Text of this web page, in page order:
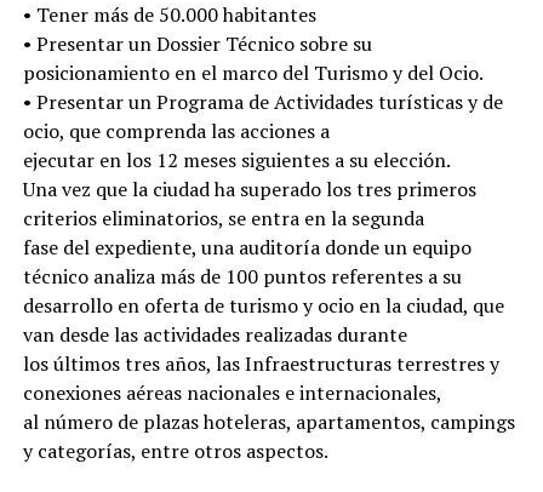
• Tener más de 50.000 habitantes
• Presentar un Dossier Técnico sobre su
posicionamiento en el marco del Turismo y del Ocio.
• Presentar un Programa de Actividades turísticas y de
ocio, que comprenda las acciones a
ejecutar en los 12 meses siguientes a su elección.
Una vez que la ciudad ha superado los tres primeros
criterios eliminatorios, se entra en la segunda
fase del expediente, una auditoría donde un equipo
técnico analiza más de 100 puntos referentes a su
desarrollo en oferta de turismo y ocio en la ciudad, que
van desde las actividades realizadas durante
los últimos tres años, las Infraestructuras terrestres y
conexiones aéreas nacionales e internacionales,
al número de plazas hoteleras, apartamentos, campings
y categorías, entre otros aspectos.